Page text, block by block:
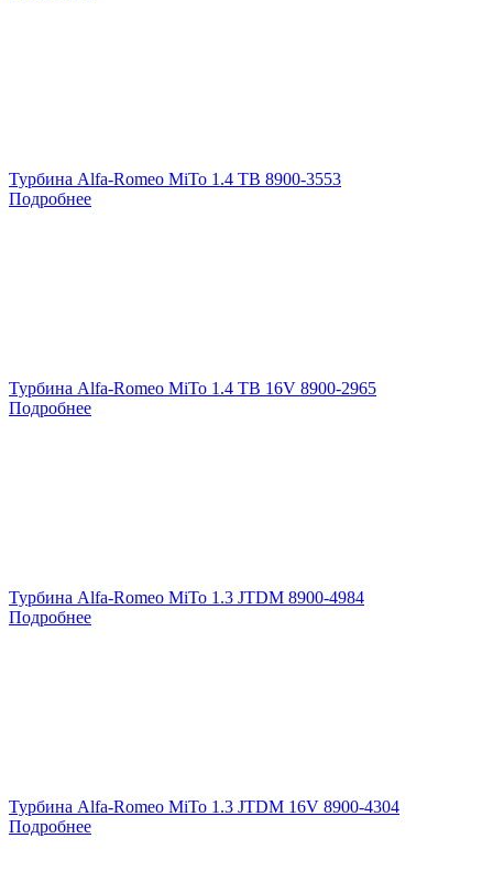
Турбина Alfa-Romeo MiTo 1.4 TB 8900-3553
Подробнее
Турбина Alfa-Romeo MiTo 1.4 TB 16V 8900-2965
Подробнее
Турбина Alfa-Romeo MiTo 1.3 JTDM 8900-4984
Подробнее
Турбина Alfa-Romeo MiTo 1.3 JTDM 16V 8900-4304
Подробнее